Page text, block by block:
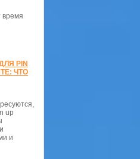
время
PIN
ЧТО
up
и